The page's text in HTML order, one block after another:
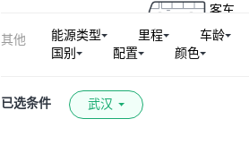
客车
其他 能源类型 里程 车龄
国别
配置 颜色
已选条件 武汉